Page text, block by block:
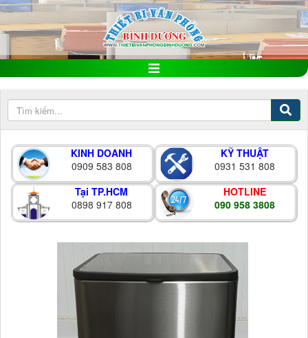
KINH DOANH
0909 583 808
KỸ THUẬT
0931 531 808
Tại TP.HCM
0898 917 808
HOTLINE
090 958 3808